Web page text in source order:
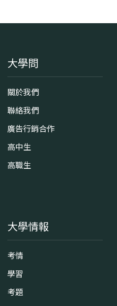
大學問
關於我們
聯絡我們
廣告行銷合作
高中生
高職生
大學情報
考情
學習
考題